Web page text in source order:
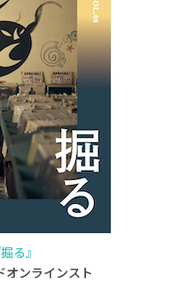
る』
オンラインスト